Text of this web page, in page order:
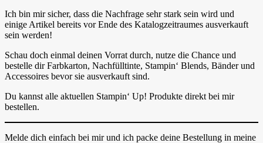
Ich bin mir sicher, dass die Nachfrage sehr stark sein wird und
einige Artikel bereits vor Ende des Katalogzeitraumes ausverkauft
sein werden!
Schau doch einmal deinen Vorrat durch, nutze die Chance und
bestelle dir Farbkarton, Nachfülltinte, Stampin‘ Blends, Bänder und
Accessoires bevor sie ausverkauft sind.
Du kannst alle aktuellen Stampin‘ Up! Produkte direkt bei mir
bestellen.
Melde dich einfach bei mir und ich packe deine Bestellung in meine